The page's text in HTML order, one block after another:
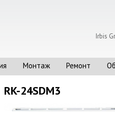
Irbis
Монтаж Ремонт
RK-24SDM3